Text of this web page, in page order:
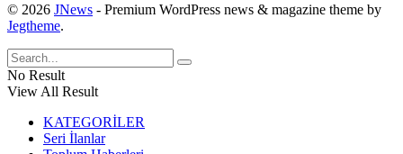
© 2026 JNews - Premium WordPress news & magazine theme by
Jegtheme.
No Result
View All Result
KATEGORİLER
Seri İlanlar